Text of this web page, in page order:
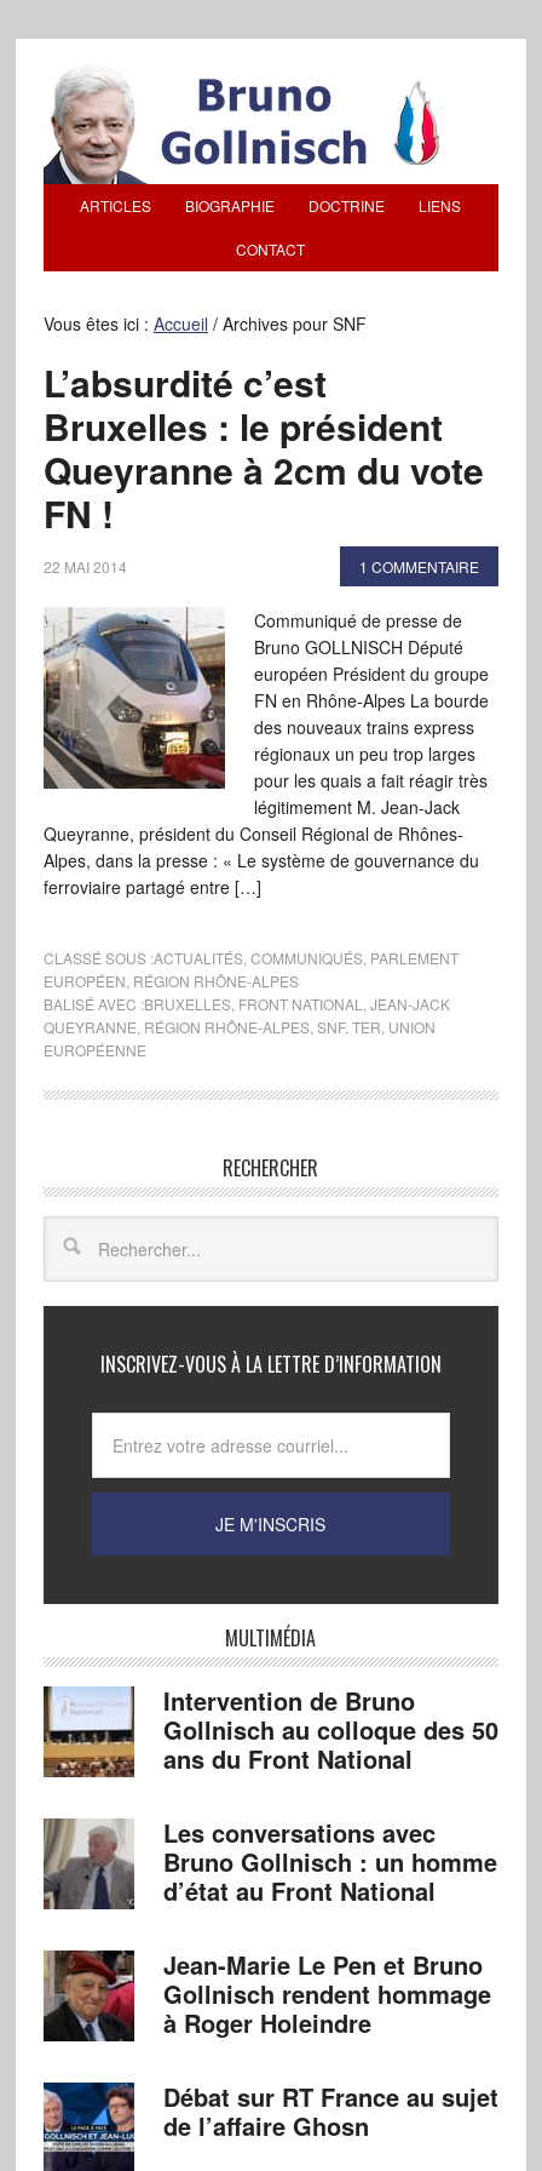
ARTICLES BIOGRAPHIE DOCTRINE LIENS
CONTACT
Vous êtes ici : Accueil /Archives pour SNF
L’absurdité c’est
Bruxelles : le président
Queyranne à 2cm du vote
FN !
22 MAI 2014 1 COMMENTAIRE
Communiqué de presse de
Bruno GOLLNISCH Député
européen Président du groupe
FN en Rhône-Alpes La bourde
des nouveaux trains express
régionaux un peu trop larges
pour les quais a fait réagir très
légitimement M. Jean-Jack
Queyranne, président du Conseil Régional de Rhônes-
Alpes, dans la presse : « Le système de gouvernance du
ferroviaire partagé entre […]
CLASSÉ SOUS :ACTUALITÉS, COMMUNIQUÉS, PARLEMENT
EUROPÉEN RÉGION RHÔNE-ALPES
BALISÉ AVEC :BRUXELLES, FRONT NATIONAL
JEAN-JACK
QUEYRANNE RÉGION RHÔNE-ALPES, SNF, TER UNION
EUROPÉENNE
RECHERCHER
INSCRIVEZ-VOUS À LA LETTRE D’INFORMATION
MULTIMÉDIA
Intervention de Bruno
Gollnisch au colloque des 50
ans du Front National
Les conversations avec
Bruno Gollnisch : un homme
d’état au Front National
Jean-Marie Le Pen et Bruno
Gollnisch rendent hommage
à Roger Holeindre
Débat sur RT France au sujet
de l’affaire Ghosn